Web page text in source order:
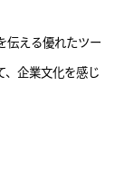
伝える優れたツー
、企業文化を感じ